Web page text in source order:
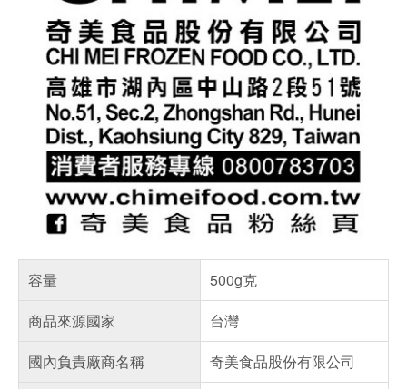
容量
500g克
商品來源國家
台灣
國內負責廠商名稱
奇美食品股份有限公司